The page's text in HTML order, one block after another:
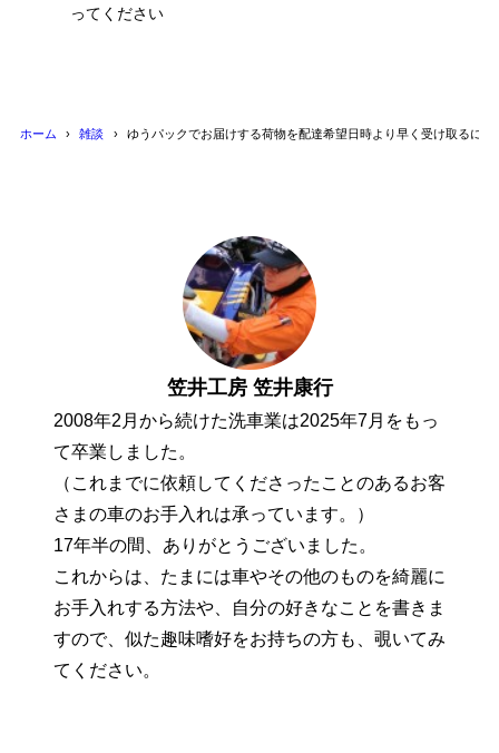
ってください
ホーム 雑談 ゆうパックでお届けする荷物を配達希望日時より早く受け取るには
笠井工房 笠井康行
2008年2月から続けた洗車業は2025年7月をもっ
て卒業しました。
（これまでに依頼してくださったことのあるお客
さまの車のお手入れは承っています。）
17年半の間、ありがとうございました。
これからは、たまには車やその他のものを綺麗に
お手入れする方法や、自分の好きなことを書きま
すので、似た趣味嗜好をお持ちの方も、覗いてみ
てください。